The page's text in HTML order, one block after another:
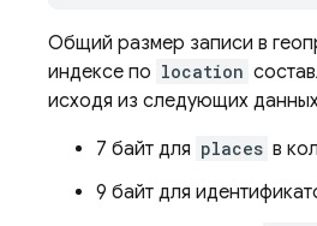
Общий размер записи в
индексе по location
исходя из следующих
7 байт для places в
9 байт для